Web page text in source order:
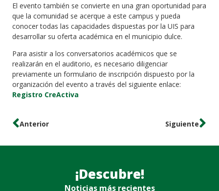
El evento también se convierte en una gran oportunidad para
que la comunidad se acerque a este campus y pueda
conocer todas las capacidades dispuestas por la UIS para
desarrollar su oferta académica en el municipio dulce.
Para asistir a los conversatorios académicos que se
realizarán en el auditorio, es necesario diligenciar
previamente un formulario de inscripción dispuesto por la
organización del evento a través del siguiente enlace:
Registro CreActiva
Anterior Siguiente
¡Descubre!
Noticias más recientes